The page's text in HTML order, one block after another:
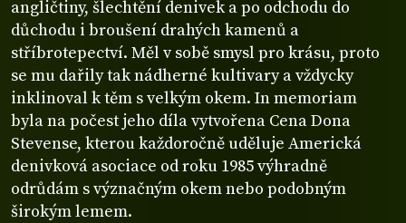
angličtiny, šlechtění denivek a po odchodu do
důchodu i broušení drahých kamenů a
stříbrotepectví. Měl v sobě smysl pro krásu, proto
se mu dařily tak nádherné kultivary a vždycky
inklinoval k těm s velkým okem. In memoriam
byla na počest jeho díla vytvořena Cena Dona
Stevense, kterou každoročně uděluje Americká
denivková asociace od roku 1985 výhradně
odrůdám s význačným okem nebo podobným
širokým lemem.